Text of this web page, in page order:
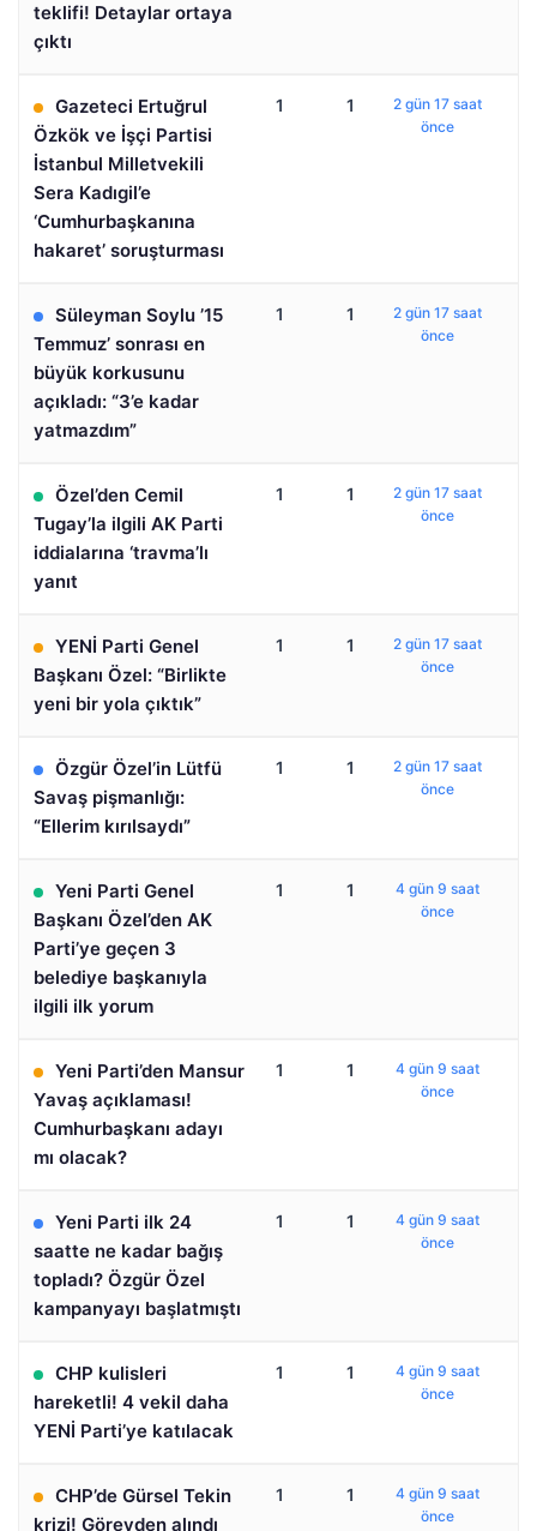
teklifi! Detaylar ortaya
çıktı
Gazeteci Ertuğrul
Özkök ve İşçi Partisi
İstanbul Milletvekili
Sera Kadıgil’e
‘Cumhurbaşkanına
hakaret’ soruşturması
1 1
2 gün 17 saat
önce
Süleyman Soylu ’15
Temmuz’ sonrası en
büyük korkusunu
açıkladı: “3’e kadar
yatmazdım”
1 1
2 gün 17 saat
önce
Özel’den Cemil
Tugay’la ilgili AK Parti
iddialarına ‘travma’lı
yanıt
1 1
2 gün 17 saat
önce
YENİ Parti Genel
Başkanı Özel: “Birlikte
yeni bir yola çıktık”
1 1
2 gün 17 saat
önce
Özgür Özel’in Lütfü
Savaş pişmanlığı:
“Ellerim kırılsaydı”
1 1
2 gün 17 saat
önce
Yeni Parti Genel
Başkanı Özel’den AK
Parti’ye geçen 3
belediye başkanıyla
ilgili ilk yorum
1 1
4 gün 9 saat
önce
Yeni Parti’den Mansur
Yavaş açıklaması!
Cumhurbaşkanı adayı
mı olacak?
1 1
4 gün 9 saat
önce
Yeni Parti ilk 24
saatte ne kadar bağış
topladı? Özgür Özel
kampanyayı başlatmıştı
1 1
4 gün 9 saat
önce
CHP kulisleri
hareketli! 4 vekil daha
YENİ Parti’ye katılacak
1 1
4 gün 9 saat
önce
CHP’de Gürsel Tekin
krizi! Görevden alındı
1 1
4 gün 9 saat
önce